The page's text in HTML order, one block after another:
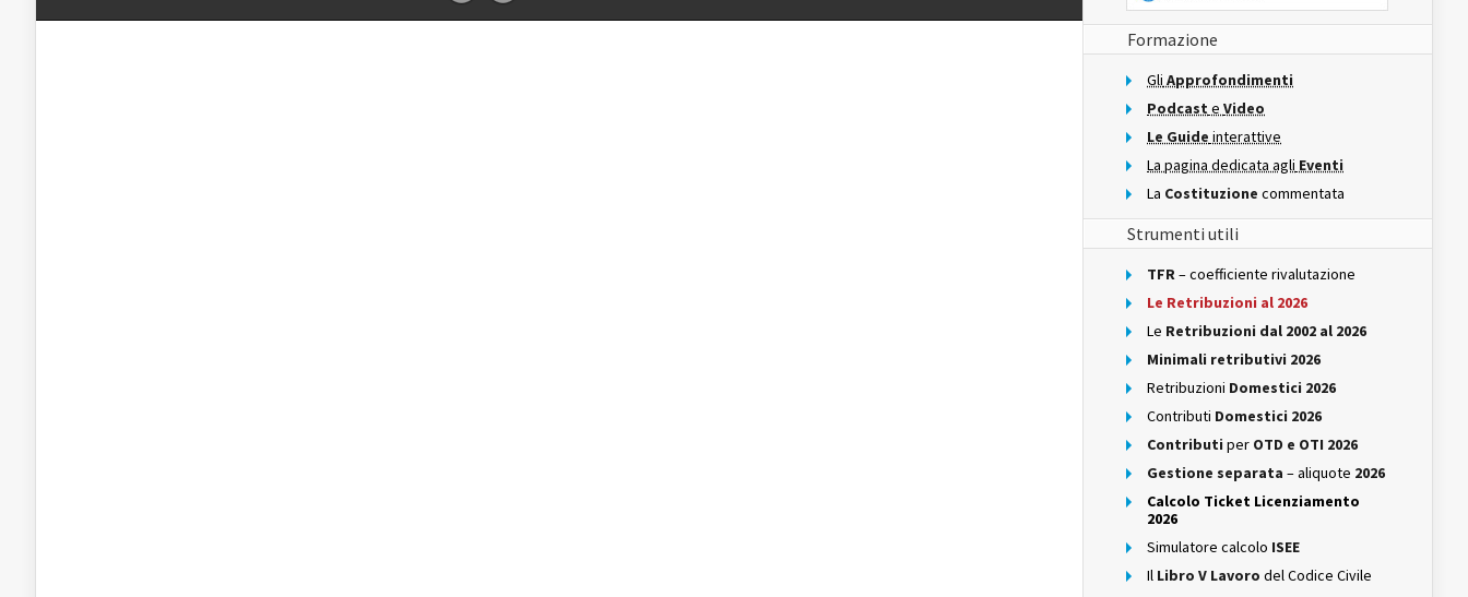
Formazione
Gli Approfondimenti
Podcast e Video
Le Guide interattive
La pagina dedicata agli Eventi
La Costituzione commentata
Strumenti utili
TFR– coefficiente rivalutazione
Le Retribuzioni al 2026
Le Retribuzioni dal 2002 al 2026
Minimali retributivi 2026
Retribuzioni Domestici 2026
Contributi Domestici 2026
Contributi per OTD e OTI 2026
Gestione separata – aliquote 2026
Calcolo Ticket Licenziamento
2026
Simulatore calcolo ISEE
Il Libro V Lavoro del Codice Civile